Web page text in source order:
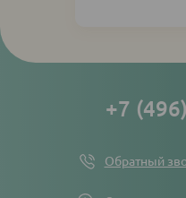
+7
Обратный